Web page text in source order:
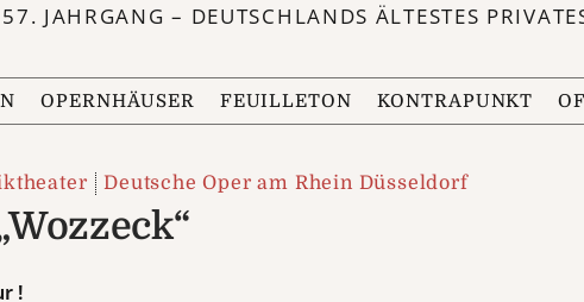
57. JAHRGANG – DEUTSCHLANDS ÄLTESTES
OPERNHÄUSER FEUILLETON KONTRAPUNKT
Deutsche Oper am Rhein Düsseldorf
!